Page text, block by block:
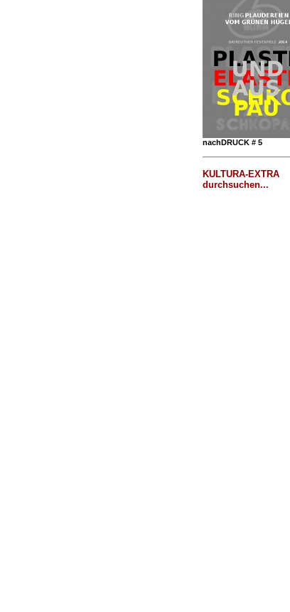
nachDRUCK # 5
KULTURA-EXTRA
durchsuchen...